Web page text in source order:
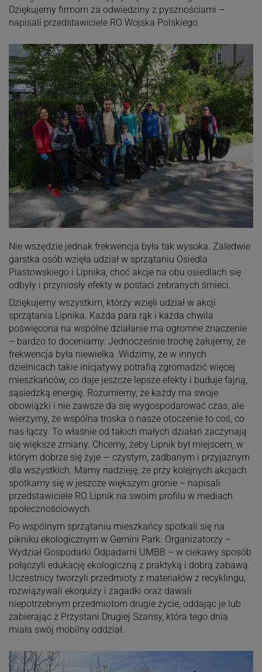
Dziękujemy firmom za odwiedziny z pysznościami –
napisali przedstawiciele RO Wojska Polskiego.
Nie wszędzie jednak frekwencja była tak wysoka. Zaledwie
garstka osób wzięła udział w sprzątaniu Osiedla
Piastowskiego i Lipnika, choć akcje na obu osiedlach się
odbyły i przyniosły efekty w postaci zebranych śmieci.
Dziękujemy wszystkim, którzy wzięli udział w akcji
sprzątania Lipnika. Każda para rąk i każda chwila
poświęcona na wspólne działanie ma ogromne znaczenie
– bardzo to doceniamy. Jednocześnie trochę żałujemy, że
frekwencja była niewielka. Widzimy, że w innych
dzielnicach takie inicjatywy potrafią zgromadzić więcej
mieszkańców, co daje jeszcze lepsze efekty i buduje fajną,
sąsiedzką energię. Rozumiemy, że każdy ma swoje
obowiązki i nie zawsze da się wygospodarować czas, ale
wierzymy, że wspólna troska o nasze otoczenie to coś, co
nas łączy. To właśnie od takich małych działań zaczynają
się większe zmiany. Chcemy, żeby Lipnik był miejscem, w
którym dobrze się żyje — czystym, zadbanym i przyjaznym
dla wszystkich. Mamy nadzieję, że przy kolejnych akcjach
spotkamy się w jeszcze większym gronie – napisali
przedstawiciele RO Lipnik na swoim profilu w mediach
społecznościowych.
Po wspólnym sprzątaniu mieszkańcy spotkali się na
pikniku ekologicznym w Gemini Park. Organizatorzy –
Wydział Gospodarki Odpadami UMBB – w ciekawy sposób
połączyli edukację ekologiczną z praktyką i dobrą zabawą.
Uczestnicy tworzyli przedmioty z materiałów z recyklingu,
rozwiązywali ekoquizy i zagadki oraz dawali
niepotrzebnym przedmiotom drugie życie, oddając je lub
zabierając z Przystani Drugiej Szansy, która tego dnia
miała swój mobilny oddział.